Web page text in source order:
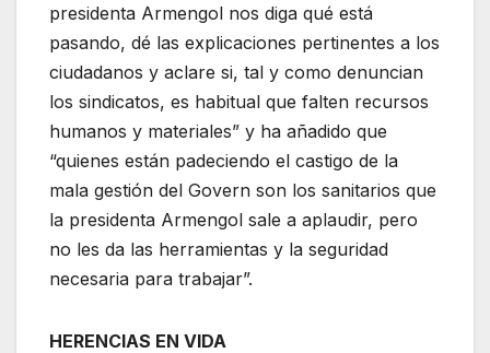
presidenta Armengol nos diga qué está
pasando, dé las explicaciones pertinentes a los
ciudadanos y aclare si, tal y como denuncian
los sindicatos, es habitual que falten recursos
humanos y materiales” y ha añadido que
“quienes están padeciendo el castigo de la
mala gestión del Govern son los sanitarios que
la presidenta Armengol sale a aplaudir, pero
no les da las herramientas y la seguridad
necesaria para trabajar”.
HERENCIAS EN VIDA